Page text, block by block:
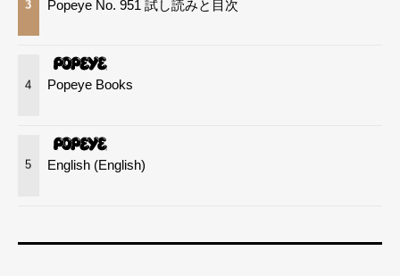
3 Popeye No. 951 試し読みと目次
4 Popeye Books
5 English (English)